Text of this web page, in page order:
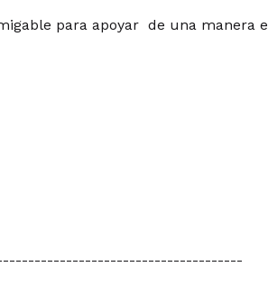
para apoyar de una manera